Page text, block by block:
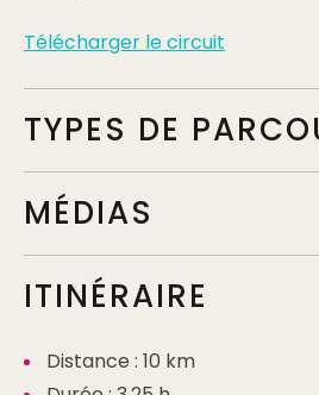
Télécharger le circuit
TYPES DE
MÉDIAS
ITINÉRAIRE
Distance : 10 km